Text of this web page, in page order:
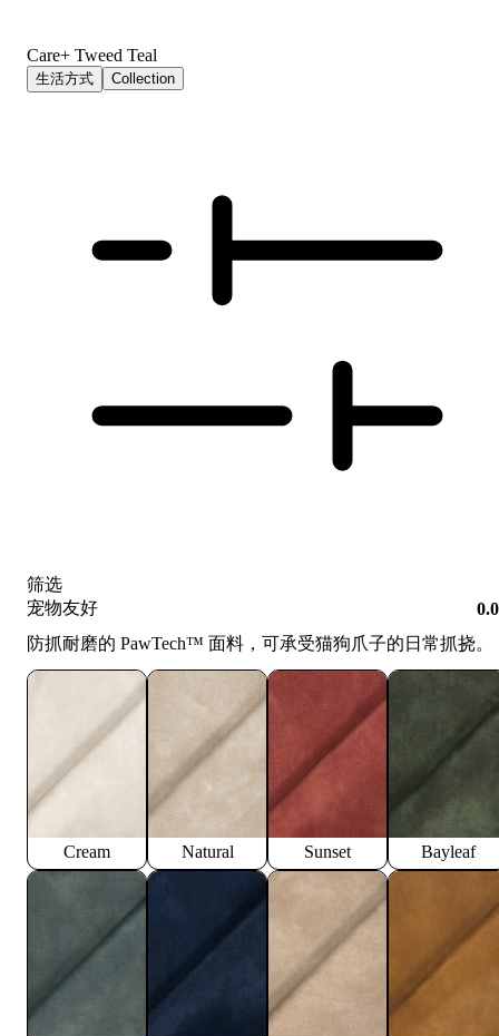
Care+ Tweed Teal
生活方式 Collection
筛选
宠物友好
防抓耐磨的 PawTech™️ 面料，可承受猫狗爪子的日常抓挠。
Cream Natural Sunset Bayleaf